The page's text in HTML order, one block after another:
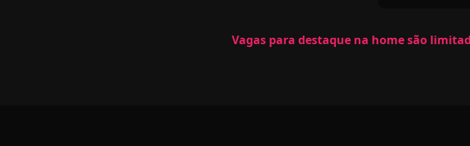
Vagas para destaque na home são